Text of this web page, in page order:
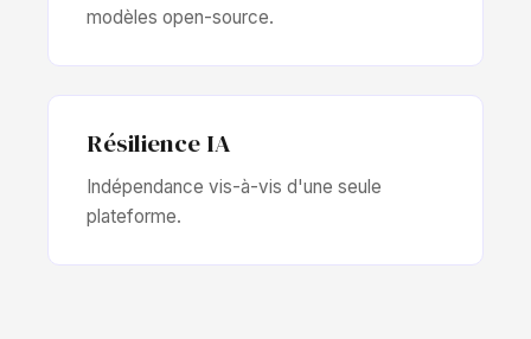
modèles open-source.
Résilience IA
Indépendance vis-à-vis d'une seule
plateforme.